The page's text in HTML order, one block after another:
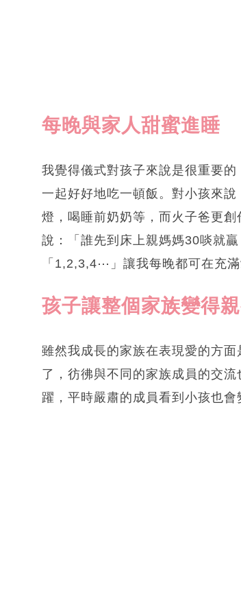
每晚與家人甜蜜進睡
我覺得儀式對孩子來說是很重要
一起好好地吃一頓飯。對小孩來
燈，喝睡前奶奶等，而火子爸更
說：「誰先到床上親媽媽30啖就
「1,2,3,4⋯」讓我每晚都可在充
孩子讓整個家族變得
雖然我成長的家族在表現愛的方
了，彷彿與不同的家族成員的交
躍，平時嚴肅的成員看到小孩也